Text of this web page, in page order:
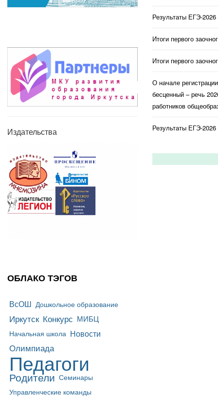
Издательства
ОБЛАКО ТЭГОВ
ВсОШ Дошкольное образование
Иркутск Конкурс МИБЦ
Начальная школа Новости
Олимпиада
Педагоги
Родители Семинары
Управленческие команды
Результаты ЕГЭ-
Итоги первого
Итоги первого
О начале
бесценный – речь
работников
Результаты ЕГЭ-